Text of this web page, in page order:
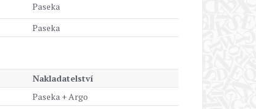
Paseka
Paseka
Nakladatelství
Paseka + Argo